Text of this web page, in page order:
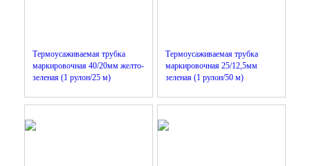
Термоусаживаемая трубка
маркировочная 40/20мм желто-
зеленая (1 рулон/25 м)
Термоусаживаемая трубка
маркировочная 25/12,5мм
зеленая (1 рулон/50 м)